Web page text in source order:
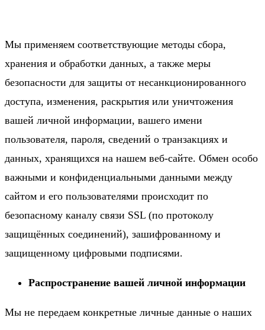
Мы применяем соответствующие методы сбора,
хранения и обработки данных, а также меры
безопасности для защиты от несанкционированного
доступа, изменения, раскрытия или уничтожения
вашей личной информации, вашего имени
пользователя, пароля, сведений о транзакциях и
данных, хранящихся на нашем веб-сайте. Обмен особо
важными и конфиденциальными данными между
сайтом и его пользователями происходит по
безопасному каналу связи SSL (по протоколу
защищённых соединений), зашифрованному и
защищенному цифровыми подписями.
Распространение вашей личной информации
Мы не передаем конкретные личные данные о наших